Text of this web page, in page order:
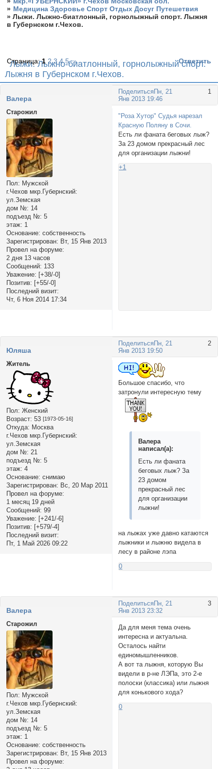
» Медицина Здоровье Спорт Отдых Досуг Путешетвия
»Лыжи. Лыжно-биатлонный, горнолыжный спорт. Лыжня
в Губернском г.Чехов.
Лыжи. Лыжно-биатлонный, горнолыжный спорт.
Лыжня в Губернском г.Чехов.
Страница:1 2 3 4 5 » Ответить
Поделиться 1
Пн, 21
Янв 2013 19:46
Валера
Старожил
Пол: Мужской
г.Чехов мкр.Губернский:
ул.Земская
дом №: 14
подъезд №: 5
этаж: 1
Основание: собственность
Зарегистрирован: Вт, 15 Янв 2013
Провел на форуме:
2 дня 13 часов
Сообщений: 133
Уважение: [+38/-0]
Позитив: [+55/-0]
Последний визит:
Чт, 6 Ноя 2014 17:34
"Роза Хутор" Cудья нарезал
Красную Поляну в Сочи.
Есть ли фаната беговых лыж?
За 23 домом прекрасный лес
для организации лыжни!
+1
Поделиться 2
Пн, 21
Янв 2013 19:50
Юляша
Житель
Пол: Женский
Возраст: 53 [1973-05-16]
Откуда: Москва
г.Чехов мкр.Губернский:
ул.Земская
дом №: 21
подъезд №: 5
этаж: 4
Основание: снимаю
Зарегистрирован: Вс, 20 Мар 2011
Провел на форуме:
1 месяц 19 дней
Сообщений: 99
Уважение: [+241/-6]
Позитив: [+579/-4]
Последний визит:
Пт, 1 Май 2026 09:22
Большое спасибо, что
затронули интересную тему
Валера
написал(а):
Есть ли фаната
беговых лыж? За
23 домом
прекрасный лес
для организации
лыжни!
на лыжах уже давно катаются
лыжники и лыжню видела в
лесу в районе лэпа
0
Поделиться 3
Пн, 21
Янв 2013 23:32
Валера
Старожил
Пол: Мужской
г.Чехов мкр.Губернский:
ул.Земская
дом №: 14
подъезд №: 5
этаж: 1
Основание: собственность
Зарегистрирован: Вт, 15 Янв 2013
Провел на форуме:
Да для меня тема очень
интересна и актуальна.
Осталось найти
единомышленников.
А вот та лыжня, которую Вы
видели в р-не ЛЭПа, это 2-е
полоски (классика) или лыжня
для конькового хода?
0